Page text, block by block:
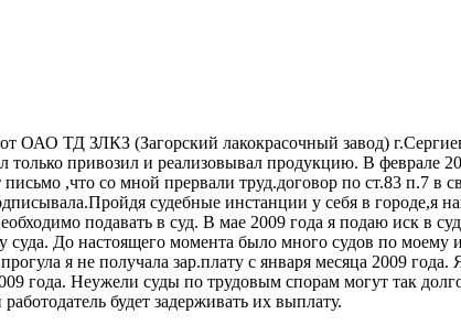
ОАО ТД ЗЛКЗ (Загорский лакокрасочный завод)
только привозил и реализовывал продукцию. В феврале
,что со мной прервали труд.договор по ст.83 п.7 в
судебные инстанции у себя в городе,я
подавать в суд. В мае 2009 года я подаю иск в
До настоящего момента было много судов по моему
я не получала зар.плату с января месяца 2009 года.
года. Неужели суды по трудовым спорам могут так
будет задерживать их выплату.